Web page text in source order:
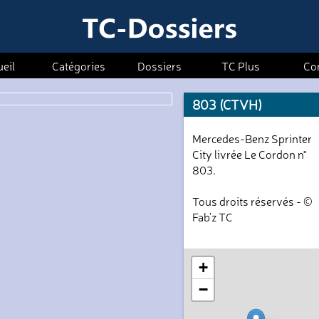
Catégories Dossiers TC Plus
803 (CTVH)
Mercedes-Benz Sprinter
City livrée Le Cordon n°
803.
Tous droits réservés - ©
Fab'z TC
+
−